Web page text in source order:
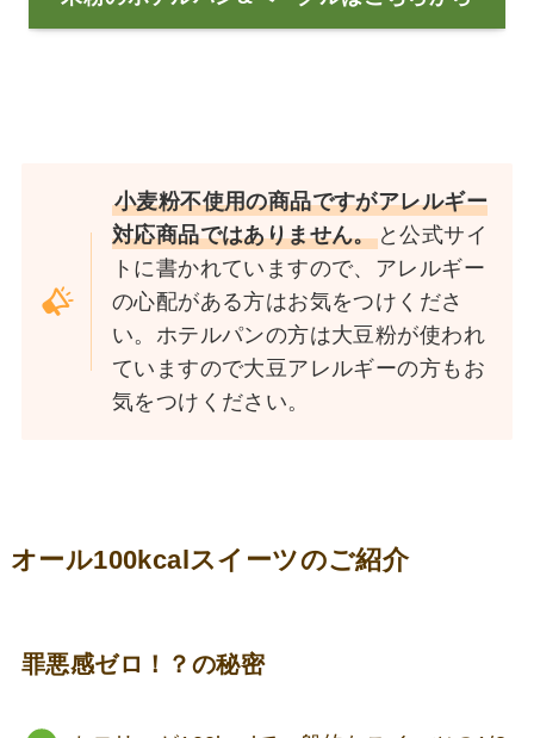
小麦粉不使用の商品ですがアレルギー
対応商品ではありません。と公式サイ
トに書かれていますので、アレルギー
の心配がある方はお気をつけくださ
い。ホテルパンの方は大豆粉が使われ
ていますので大豆アレルギーの方もお
気をつけください。
オール100kcalスイーツのご紹介
罪悪感ゼロ！？の秘密